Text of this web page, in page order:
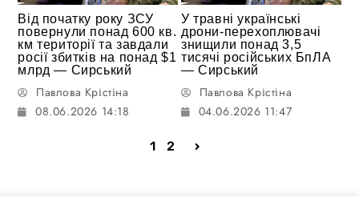
Від початку року ЗСУ
повернули понад 600 кв.
км території та завдали
росії збитків на понад $1
млрд — Сирський
Павлова Крістіна
08.06.2026 14:18
У травні українські
дрони-перехоплювачі
знищили понад 3,5
тисячі російських БпЛА
— Сирський
Павлова Крістіна
04.06.2026 11:47
1 2